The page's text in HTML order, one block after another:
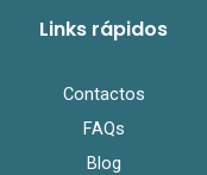
Links rápidos
Contactos
FAQs
Blog